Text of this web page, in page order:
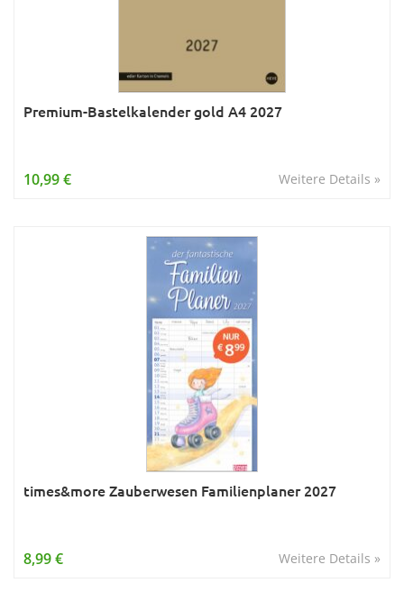
Premium-Bastelkalender gold A4 2027
Weitere Details »
10,99 €
times&more Zauberwesen Familienplaner 2027
Weitere Details »
8,99 €